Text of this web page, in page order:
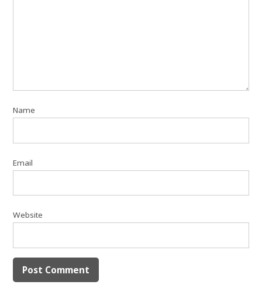
Name
Email
Website